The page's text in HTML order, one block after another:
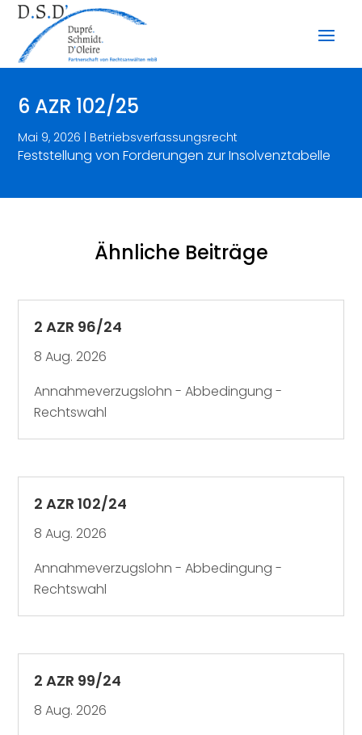
6 AZR 102/25
Mai 9, 2026 | Betriebsverfassungsrecht
Feststellung von Forderungen zur Insolvenztabelle
Ähnliche Beiträge
2 AZR 96/24
8 Aug. 2026
Annahmeverzugslohn - Abbedingung -
Rechtswahl
2 AZR 102/24
8 Aug. 2026
Annahmeverzugslohn - Abbedingung -
Rechtswahl
2 AZR 99/24
8 Aug. 2026